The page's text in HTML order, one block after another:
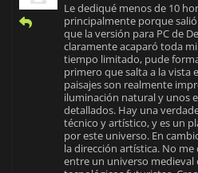
Le dediqué menos de 10
principalmente porque
que la versión para PC de
claramente acaparó toda
tiempo limitado, pude
primero que salta a la vista
paisajes son realmente
iluminación natural y unos
detallados. Hay una
técnico y artístico, y es un
por este universo. En
la dirección artística. No
entre un universo medieval